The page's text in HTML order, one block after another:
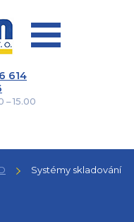
614
– 15.00
Systémy skladování